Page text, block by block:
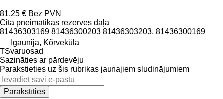
81,25 € Bez PVN
Cita pneimatikas rezerves daļa
81436303169 81436300203 81436303203, 81436300169
Igaunija, Kõrveküla
TSvaruosad
Sazināties ar pārdevēju
Parakstieties uz šis rubrikas jaunajiem sludinājumiem
Parakstīties